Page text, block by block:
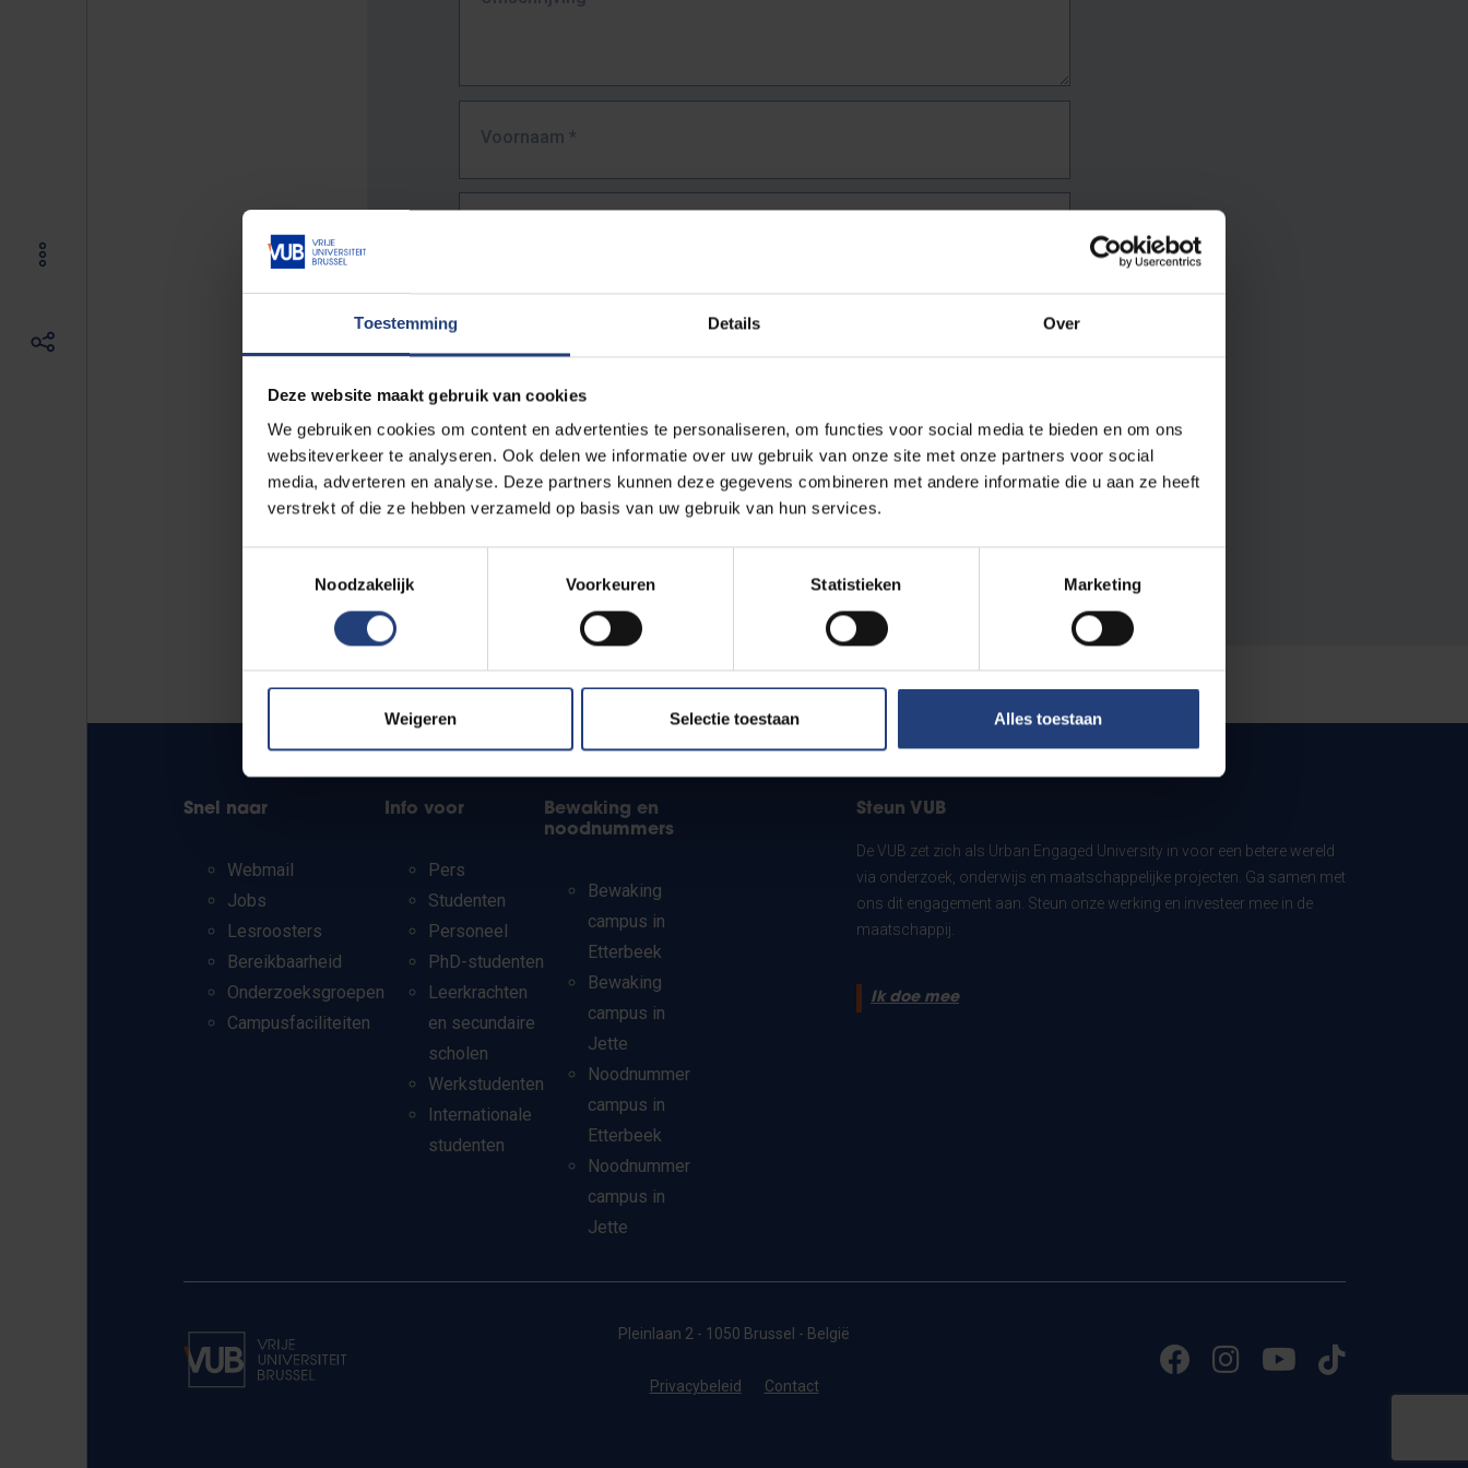
Toestemming Details Over
Deze website maakt gebruik van cookies
We gebruiken cookies om content en advertenties te personaliseren, om functies voor social media te bieden en om ons
websiteverkeer te analyseren. Ook delen we informatie over uw gebruik van onze site met onze partners voor social
media, adverteren en analyse. Deze partners kunnen deze gegevens combineren met andere informatie die u aan ze heeft
verstrekt of die ze hebben verzameld op basis van uw gebruik van hun services.
Noodzakelijk
Voorkeuren Statistieken Marketing
Weigeren Selectie toestaan Alles toestaan
Voornaam *
URL*
De volledige URL van de pagina waar je de fout zag.
Bv. https://www.vub.be/nl/studeren-aan-de-vub/alle-opleidingen
Snel naar
Webmail
Jobs
Lesroosters
Bereikbaarheid
Onderzoeksgroepen
Campusfaciliteiten
Info voor
Pers
Studenten
Personeel
PhD-studenten
Leerkrachten
en secundaire
scholen
Werkstudenten
Internationale
studenten
Bewaking en
noodnummers
Bewaking
campus in
Etterbeek
Bewaking
campus in
Jette
Noodnummer
campus in
Etterbeek
Noodnummer
campus in
Jette
Steun VUB
De VUB zet zich als Urban Engaged University in voor een betere wereld
via onderzoek, onderwijs en maatschappelijke projecten. Ga samen met
ons dit engagement aan. Steun onze werking en investeer mee in de
maatschappij.
Ik doe mee
Pleinlaan 2 - 1050 Brussel - België
Privacybeleid Contact